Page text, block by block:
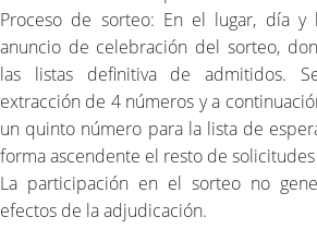
Proceso de sorteo: En el lugar, día y
anuncio de celebración del sorteo,
las listas definitiva de admitidos.
extracción de 4 números y a
un quinto número para la lista de
forma ascendente el resto de
La participación en el sorteo no
efectos de la adjudicación.